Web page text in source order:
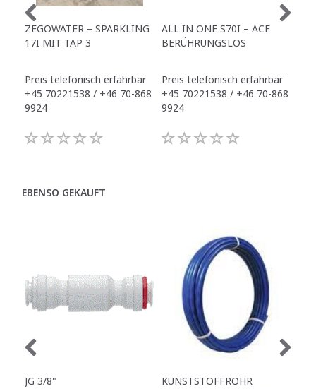
ZEGOWATER – SPARKLING
17I MIT TAP 3
Preis telefonisch erfahrbar
+45 70221538 / +46 70-868
9924
ALL IN ONE S70I – ACE
BERÜHRUNGSLOS
Preis telefonisch erfahrbar
+45 70221538 / +46 70-868
9924
EBENSO GEKAUFT
JG 3/8"
KUNSTSTOFFROHR